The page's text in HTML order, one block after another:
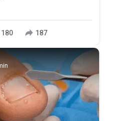
180 187